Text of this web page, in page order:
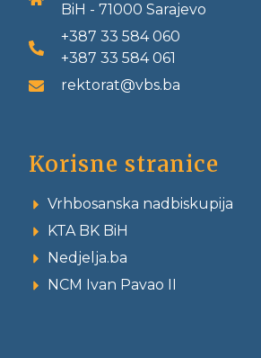
BiH - 71000 Sarajevo
+387 33 584 060
+387 33 584 061
rektorat@vbs.ba
Korisne stranice
Vrhbosanska nadbiskupija
KTA BK BiH
Nedjelja.ba
NCM Ivan Pavao II